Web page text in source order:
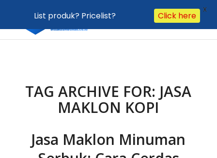
MAKLON KOPI
List produk? Pricelist? Click here
X